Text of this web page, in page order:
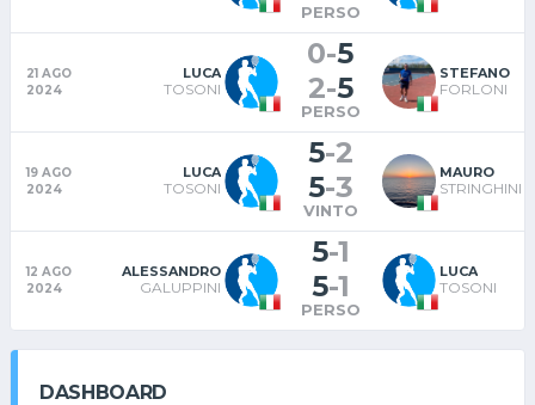
PERSO
21 AGO
2024
LUCA
TOSONI
0-5
2-5
PERSO
STEFANO
FORLONI
19 AGO
2024
LUCA
TOSONI
5-2
5-3
VINTO
MAURO
STRINGHINI
12 AGO
2024
ALESSANDRO
GALUPPINI
5-1
5-1
PERSO
LUCA
TOSONI
DASHBOARD